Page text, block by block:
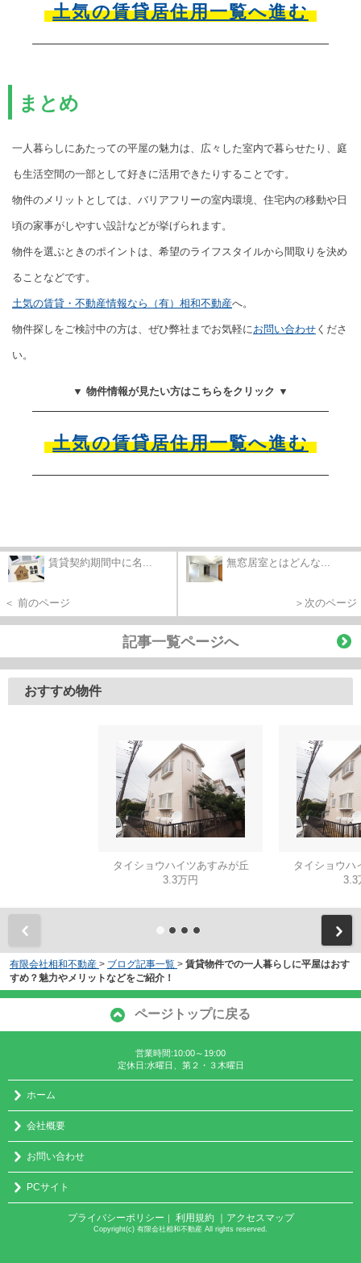
土気の賃貸居住用一覧へ進む
まとめ
一人暮らしにあたっての平屋の魅力は、広々した室内で暮らせたり、庭
も生活空間の一部として好きに活用できたりすることです。
物件のメリットとしては、バリアフリーの室内環境、住宅内の移動や日
頃の家事がしやすい設計などが挙げられます。
物件を選ぶときのポイントは、希望のライフスタイルから間取りを決め
ることなどです。
土気の賃貸・不動産情報なら（有）相和不動産へ。
物件探しをご検討中の方は、ぜひ弊社までお気軽にお問い合わせ くださ
い。
▼ 物件情報が見たい方はこちらをクリック ▼
土気の賃貸居住用一覧へ進む
賃貸契約期間中に名...
＜ 前のページ
無窓居室とはどんな...
＞次のページ
記事一覧ページへ
おすすめ物件
タイショウハイツあすみが丘
3.3万円
タイショウハ
3.3
有限会社相和不動産 > ブログ記事一覧 > 賃貸物件での一人暮らしに平屋はおす
すめ？魅力やメリットなどをご紹介！
ページトップに戻る
営業時間:10:00～19:00
定休日:水曜日、第２・３木曜日
ホーム
会社概要
お問い合わせ
PCサイト
プライバシーポリシー 利用規約 ｜アクセスマップ
Copyright(c) 有限会社相和不動産 All rights reserved.